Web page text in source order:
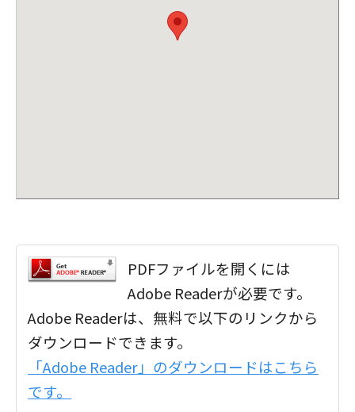
PDFファイルを開くには
Adobe Readerが必要です。
Adobe Readerは、無料で以下のリンクから
ダウンロードできます。
「Adobe Reader」のダウンロードはこちら
です。